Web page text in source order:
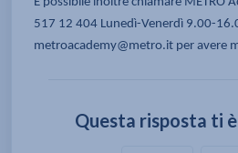
517 12 404 Lunedì-Venerdì 9.00-
metroacademy@metro.it per avere
Questa risposta ti